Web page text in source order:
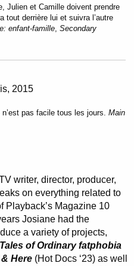
Julien et Camille doivent prendre
tout derrière lui et suivra l’autre
enfant-famille, Secondary
2015
pas facile tous les jours. Main
writer, director, producer,
on everything related to
Playback’s Magazine 10
Josiane had the
a variety of projects,
Tales of Ordinary fatphobia
Here (Hot Docs ‘23) as well